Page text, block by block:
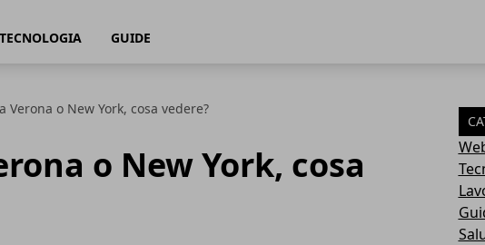
TECNOLOGIA GUIDE
Verona o New York, cosa vedere?
o New York, cosa